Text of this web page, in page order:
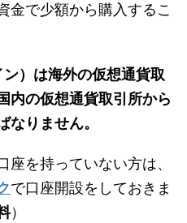
金で少額から購入するこ
）は海外の仮想通貨取
内の仮想通貨取引所から
なりません。
座を持っていない方は、
で口座開設をしておきま
）